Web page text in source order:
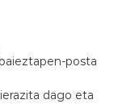
posta
dago eta